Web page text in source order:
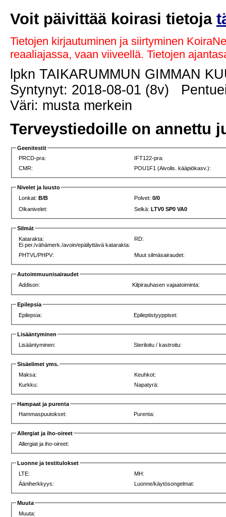
Voit päivittää koirasi tietoja
Tietojen kirjautuminen ja siirtyminen
reaaliajassa, vaan viiveellä. Tietojen
lpkn TAIKARUMMUN GIMMAN
Syntynyt: 2018-08-01 (8v)
Väri: musta merkein
Terveystiedoille on annettu
Geenitestit
PRCD-pra:
IFT122-pra:
CMR:
POU1F1 (Aivolis. kääpiökasv.):
Nivelet ja luusto
Lonkat:B/B Polvet:0/0
Olkanivelet:
Selkä:LTV0 SP0 VA0
Silmät
Katarakta:
Ei per./vähämerk./avoin/epäilyttävä katarakta:
RD:
PHTVL/PHPV: Muut silmäsairaudet:
Autoimmuunisairaudet
Addison:
Kilpirauhasen vajaatoiminta:
Epilepsia
Epilepsia:
Epileptistyyppiset:
Lisääntyminen
Lisääntyminen:
Steriloitu / kastroitu:
Sisäelimet yms.
Maksa:
Keuhkot:
Kurkku:
Napatyrä:
Hampaat ja purenta
Hammaspuutokset:
Purenta:
Allergiat ja iho-oireet
Allergiat ja iho-oireet:
Luonne ja testitulokset
LTE:
MH:
Ääniherkkyys:
Luonne/käytösongelmat:
Muuta
Muuta: